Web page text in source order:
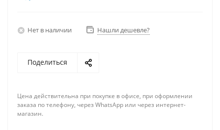
Нет в наличии Нашли дешевле?
Поделиться
Цена действительна при покупке в офисе, при оформлении
заказа по телефону, через WhatsApp или через интернет-
магазин.